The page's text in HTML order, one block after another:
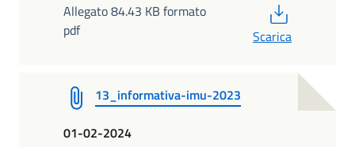
Allegato 84.43 KB formato
pdf
Scarica
13_informativa-imu-2023
01-02-2024